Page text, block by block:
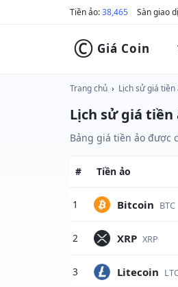
Tiền ảo:38,465 Sàn giao
© Giá Coin
Trang chủ › Lịch sử giá tiền
Lịch sử giá tiền
Bảng giá tiền ảo được
# Tiền ảo
1 Bitcoin BTC
2 XRP XRP
3 Litecoin